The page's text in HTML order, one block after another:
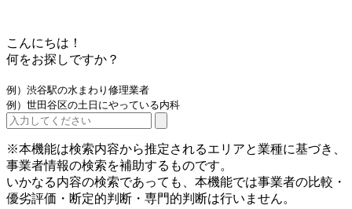
こんにちは！
何をお探しですか？
例）渋谷駅の水まわり修理業者
例）世田谷区の土日にやっている内科
※本機能は検索内容から推定されるエリアと業種に基づき、
事業者情報の検索を補助するものです。
いかなる内容の検索であっても、本機能では事業者の比較・
優劣評価・断定的判断・専門的判断は行いません。